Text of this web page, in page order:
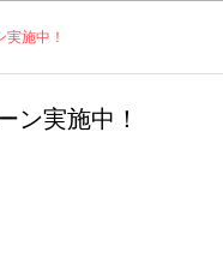
施中！
ン実施中！